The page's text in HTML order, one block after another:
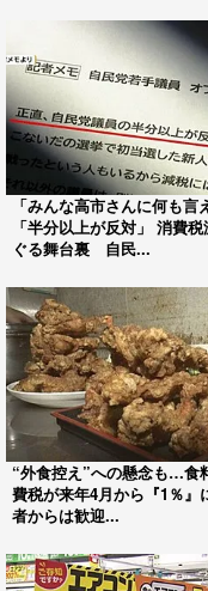
「みんな高市さんに何も言
「半分以上が反対」 消費
ぐる舞台裏 自民...
“外食控え”への懸念も…食
費税が来年4月から『1％』
者からは歓迎...